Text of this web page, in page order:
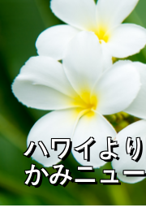
ハワイよ
かみニュー